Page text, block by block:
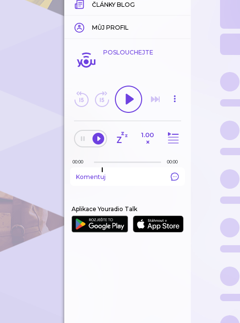
ČLÁNKY BLOG
MŮJ PROFIL
POSLOUCHEJTE
1.00
×
00:00 00:00
Komentuj
Aplikace Youradio Talk